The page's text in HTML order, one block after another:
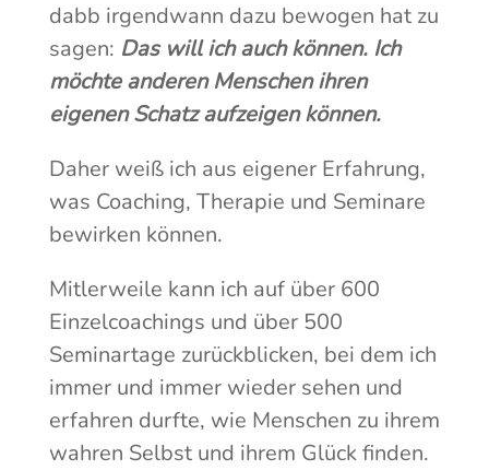
dabb irgendwann dazu bewogen hat zu
sagen: Das will ich auch können. Ich
möchte anderen Menschen ihren
eigenen Schatz aufzeigen können.
Daher weiß ich aus eigener Erfahrung,
was Coaching, Therapie und Seminare
bewirken können.
Mitlerweile kann ich auf über 600
Einzelcoachings und über 500
Seminartage zurückblicken, bei dem ich
immer und immer wieder sehen und
erfahren durfte, wie Menschen zu ihrem
wahren Selbst und ihrem Glück finden.